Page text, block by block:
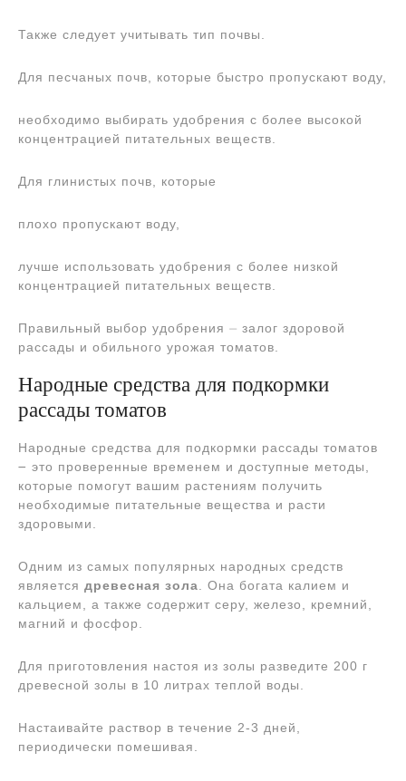
Также следует учитывать тип почвы.
Для песчаных почв, которые быстро пропускают воду,
необходимо выбирать удобрения с более высокой
концентрацией питательных веществ.
Для глинистых почв, которые
плохо пропускают воду,
лучше использовать удобрения с более низкой
концентрацией питательных веществ.
Правильный выбор удобрения ⏤ залог здоровой
рассады и обильного урожая томатов.
Народные средства для подкормки
рассады томатов
Народные средства для подкормки рассады томатов
౼ это проверенные временем и доступные методы,
которые помогут вашим растениям получить
необходимые питательные вещества и расти
здоровыми.
Одним из самых популярных народных средств
является древесная зола . Она богата калием и
кальцием, а также содержит серу, железо, кремний,
магний и фосфор.
Для приготовления настоя из золы разведите 200 г
древесной золы в 10 литрах теплой воды.
Настаивайте раствор в течение 2-3 дней,
периодически помешивая.